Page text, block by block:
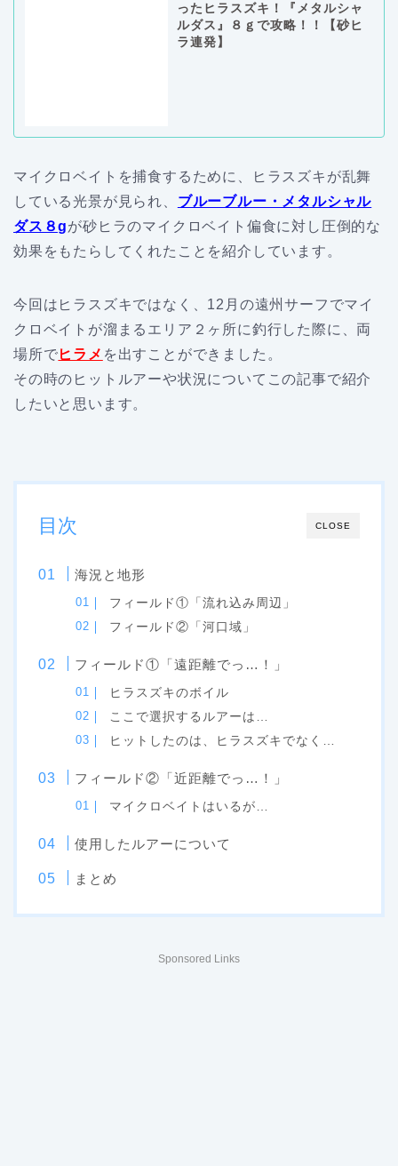
ったヒラスズキ！『メタルシャ
ルダス』８ｇで攻略！！【砂ヒ
ラ連発】
マイクロベイトを捕食するために、ヒラスズキが乱舞
している光景が見られ、 ブルーブルー・メタルシャル
ダス８gが砂ヒラのマイクロベイト偏食に対し圧倒的な
効果をもたらしてくれたことを紹介しています。
今回はヒラスズキではなく、12月の遠州サーフでマイ
クロベイトが溜まるエリア２ヶ所に釣行した際に、両
場所でヒラメ を出すことができました。
その時のヒットルアーや状況についてこの記事で紹介
したいと思います。
CLOSE
目次
海況と地形
フィールド①「流れ込み周辺」
フィールド②「河口域」
フィールド①「遠距離でっ…！」
ヒラスズキのボイル
ここで選択するルアーは…
ヒットしたのは、ヒラスズキでなく…
フィールド②「近距離でっ…！」
マイクロベイトはいるが…
使用したルアーについて
まとめ
Sponsored Links